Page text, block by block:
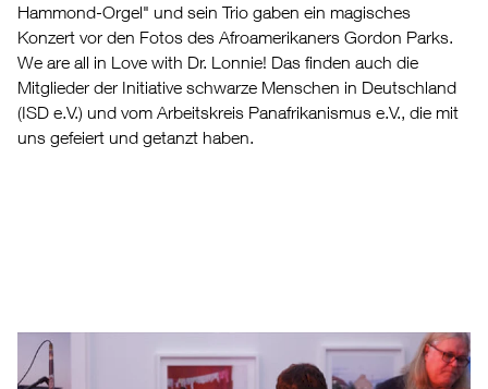
Hammond-Orgel" und sein Trio gaben ein magisches
Konzert vor den Fotos des Afroamerikaners Gordon Parks.
We are all in Love with Dr. Lonnie! Das finden auch die
Mitglieder der Initiative schwarze Menschen in Deutschland
(ISD e.V.) und vom Arbeitskreis Panafrikanismus e.V., die mit
uns gefeiert und getanzt haben.